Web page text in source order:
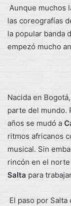
Aunque muchos
las coreografías
la popular banda
empezó mucho
Nacida en
parte del mundo.
años se mudó a
ritmos africanos
musical. Sin
rincón en el
Salta para
El paso por